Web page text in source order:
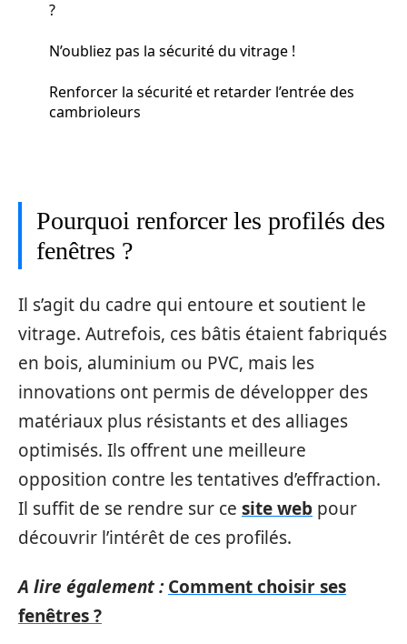
?
N’oubliez pas la sécurité du vitrage !
Renforcer la sécurité et retarder l’entrée des
cambrioleurs
Pourquoi renforcer les profilés des
fenêtres ?
Il s’agit du cadre qui entoure et soutient le
vitrage. Autrefois, ces bâtis étaient fabriqués
en bois, aluminium ou PVC, mais les
innovations ont permis de développer des
matériaux plus résistants et des alliages
optimisés. Ils offrent une meilleure
opposition contre les tentatives d’effraction.
Il suffit de se rendre sur ce site web pour
découvrir l’intérêt de ces profilés.
A lire également : Comment choisir ses
fenêtres ?